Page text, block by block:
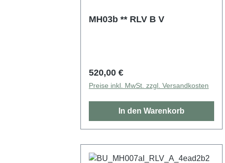
MH03b ** RLV B V
Regulärer Preis:
520,00 €
Preise inkl. MwSt. zzgl. Versandkosten
In den Warenkorb